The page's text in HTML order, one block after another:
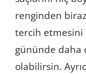
renginden
tercih etmesini
gününde daha
olabilirsin.